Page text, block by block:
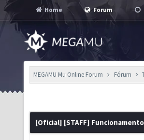
Home Forum
MEGAMU Mu Online Forum Fórum
[Oficial] [STAFF] Funcionamento